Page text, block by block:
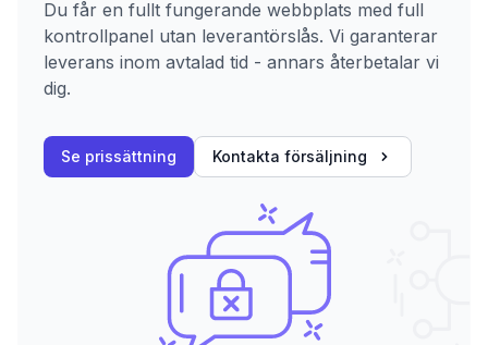
Du får en fullt fungerande webbplats med full
kontrollpanel utan leverantörslås. Vi garanterar
leverans inom avtalad tid - annars återbetalar vi
dig.
Se prissättning Kontakta försäljning